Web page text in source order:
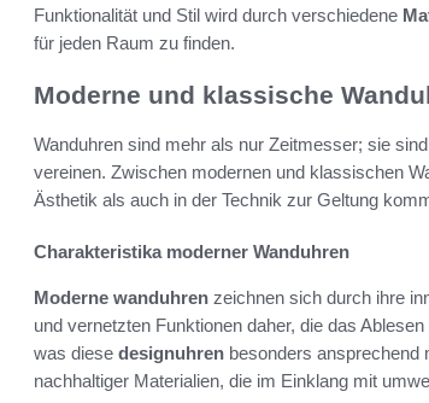
Funktionalität und Stil wird durch verschiedene
für jeden Raum zu finden.
Moderne und klassische
Wanduhren sind mehr als nur Zeitmesser; sie
vereinen. Zwischen modernen und klassischen
Ästhetik als auch in der Technik zur Geltung
Charakteristika moderner Wanduhren
Moderne wanduhren zeichnen sich durch ihre
und vernetzten Funktionen daher, die das
was diese designuhren besonders ansprechend
nachhaltiger Materialien, die im Einklang mit